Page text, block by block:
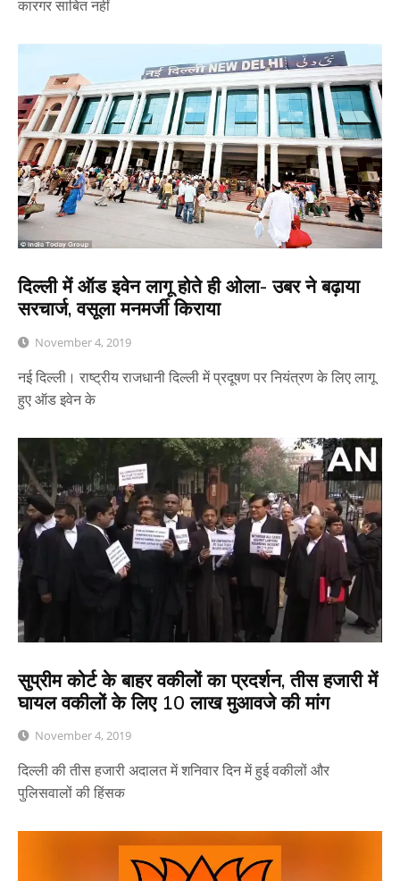
कारगर साबित नहीं
दिल्ली में ऑड इवेन लागू होते ही ओला- उबर ने बढ़ाया
सरचार्ज, वसूला मनमर्जी किराया
November 4, 2019
नई दिल्ली। राष्ट्रीय राजधानी दिल्ली में प्रदूषण पर नियंत्रण के लिए लागू
हुए ऑड इवेन के
सुप्रीम कोर्ट के बाहर वकीलों का प्रदर्शन, तीस हजारी में
घायल वकीलों के लिए 10 लाख मुआवजे की मांग
November 4, 2019
दिल्ली की तीस हजारी अदालत में शनिवार दिन में हुई वकीलों और
पुलिसवालों की हिंसक